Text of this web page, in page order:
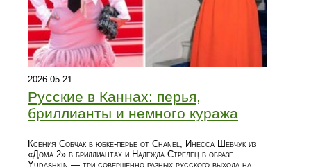
2026-05-21
Русские в Каннах: перья,
бриллианты и немного куража
Ксения Собчак в юбке-перье от Chanel, Инесса Шевчук из
«Дома 2» в бриллиантах и Надежда Стрелец в образе
Yudashkin — три совершенно разных русского выхода на